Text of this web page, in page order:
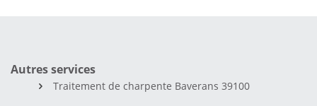
Autres services
Traitement de charpente Baverans 39100